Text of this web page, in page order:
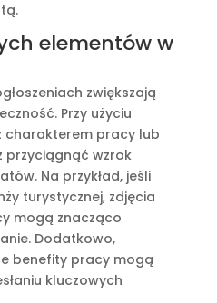
elementów w
zwiększają
Przy użyciu
charakterem pracy lub
przyciągnąć wzrok
Na przykład, jeśli
turystycznej, zdjęcia
mogą znacząco
Dodatkowo,
benefity pracy mogą
kluczowych